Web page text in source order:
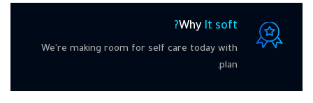
Why It soft?
We're making room for self care today with
plan.